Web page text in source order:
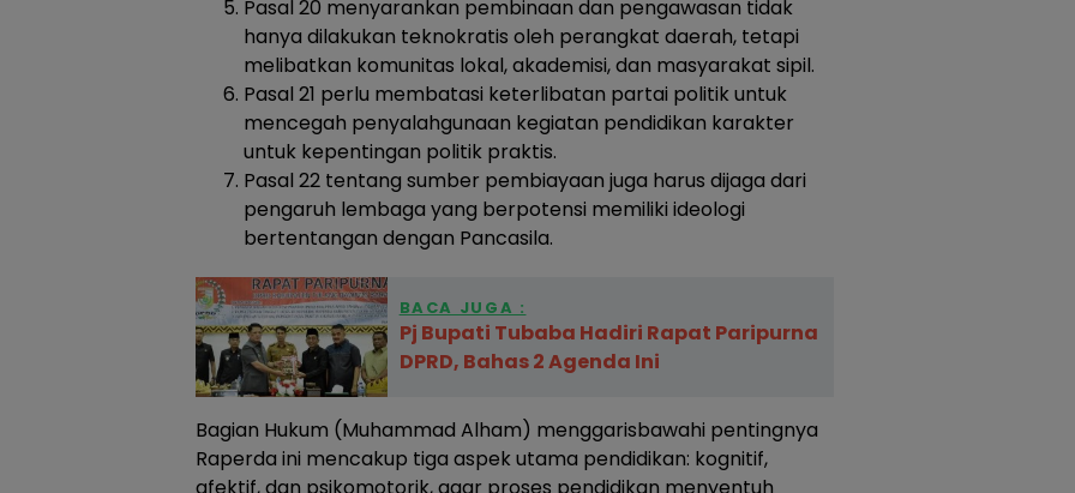
Pasal 20 menyarankan pembinaan dan pengawasan tidak
hanya dilakukan teknokratis oleh perangkat daerah, tetapi
melibatkan komunitas lokal, akademisi, dan masyarakat sipil.
Pasal 21 perlu membatasi keterlibatan partai politik untuk
mencegah penyalahgunaan kegiatan pendidikan karakter
untuk kepentingan politik praktis.
Pasal 22 tentang sumber pembiayaan juga harus dijaga dari
pengaruh lembaga yang berpotensi memiliki ideologi
bertentangan dengan Pancasila.
BACA JUGA :
Pj Bupati Tubaba Hadiri Rapat Paripurna
DPRD, Bahas 2 Agenda Ini
Bagian Hukum (Muhammad Alham) menggarisbawahi pentingnya
Raperda ini mencakup tiga aspek utama pendidikan: kognitif,